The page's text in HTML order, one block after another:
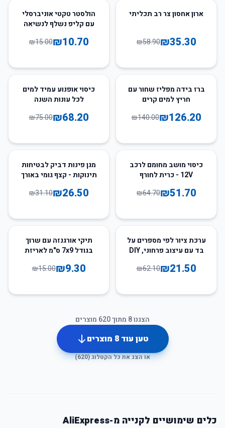
40
ארון אחסון צר רב תכליתי
₪35.30
₪58.90
29
הולסטר טקטי אוניברסלי
עם קליפ נשלף לנשיאה
₪10.70
₪15.00
10
ברז בידה מפליז שחור עם
חריץ למים קרים
₪126.20
₪140.00
9כיסוי אופנוע עמיד למים
לכל עונות השנה
₪68.20
₪75.00
20
כיסוי מושב מחומם לרכב
12V - כרית לחורף
₪51.70
₪64.70
15
מגן פינות דביק לבטיחות
תינוקות - קצף גומי באורך
₪26.50
₪31.10
65%ערכת ציור לפי מספרים על
בד עם עיצוב פרחוני, DIY
₪21.50
₪62.10
38
תיקי אורגנזה עם שרוך
בגודל 7x9 ס"מ לאריזת
של 50 יחידות ₪9.30
₪15.00
הצגנו8 מתוך620 מוצרים
טען עוד8 מוצרים
או הצג את כל הקטלוג (620
)
כלים שימושיים לקנייה מ-AliExpress